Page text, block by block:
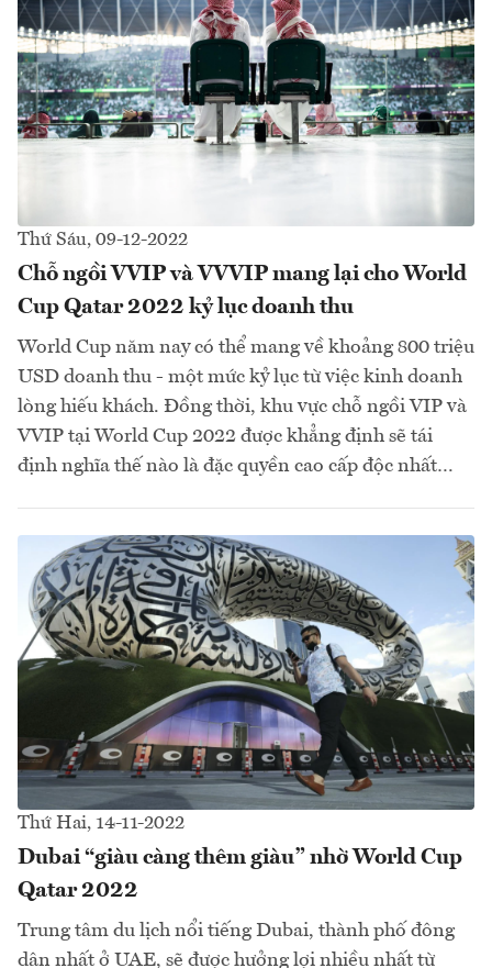
Thứ Sáu, 09-12-2022
Chỗ ngồi VVIP và VVVIP mang lại cho World
Cup Qatar 2022 kỷ lục doanh thu
World Cup năm nay có thể mang về khoảng 800 triệu
USD doanh thu - một mức kỷ lục từ việc kinh doanh
lòng hiếu khách. Đồng thời, khu vực chỗ ngồi VIP và
VVIP tại World Cup 2022 được khẳng định sẽ tái
định nghĩa thế nào là đặc quyền cao cấp độc nhất…
Thứ Hai, 14-11-2022
Dubai “giàu càng thêm giàu” nhờ World Cup
Qatar 2022
Trung tâm du lịch nổi tiếng Dubai, thành phố đông
dân nhất ở UAE, sẽ được hưởng lợi nhiều nhất từ